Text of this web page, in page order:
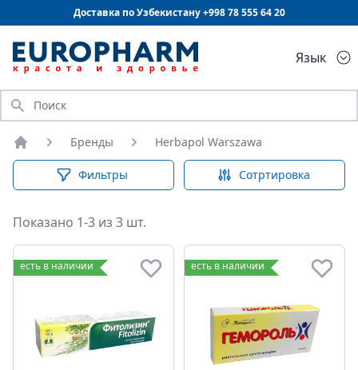
Доставка по Узбекистану +99878 555 64 20
Язык
Искать
Главная
Бренды Herbapol Warszawa
Фильтры Сотртировка
Показано 1-3 из 3 шт.
есть в наличии есть в наличии